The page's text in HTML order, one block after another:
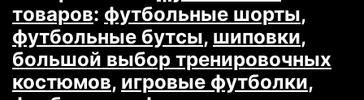
товаров: футбольные шорты,
футбольные бутсы, шиповки,
большой выбор тренировочных
костюмов, игровые футболки,